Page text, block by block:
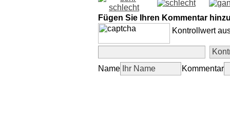
Fügen Sie Ihren Kommentar
Kontrollwert
Name Kommentar